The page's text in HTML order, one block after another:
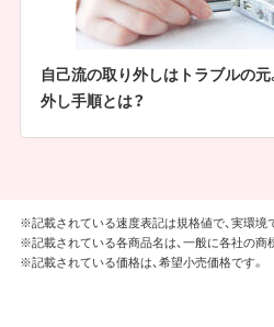
自己流の取り外しはトラブルの
外し手順とは？
※記載されている速度表記は規格値で、実環境
※記載されている各商品名は、一般に各社の商
※記載されている価格は、希望小売価格です。